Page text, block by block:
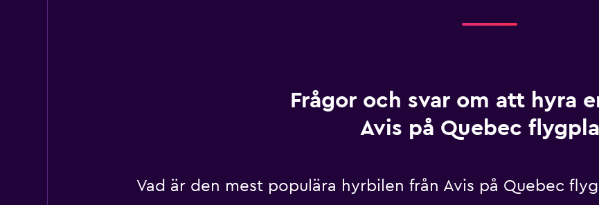
Frågor och svar om att hyra
Avis på Quebec
Vad är den mest populära hyrbilen från Avis på Quebec